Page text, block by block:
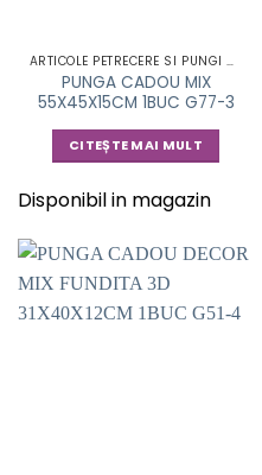
ARTICOLE PETRECERE SI PUNGI CADOU
PUNGA CADOU MIX
55X45X15CM 1BUC G77-3
CITEȘTE MAI MULT
Disponibil in magazin